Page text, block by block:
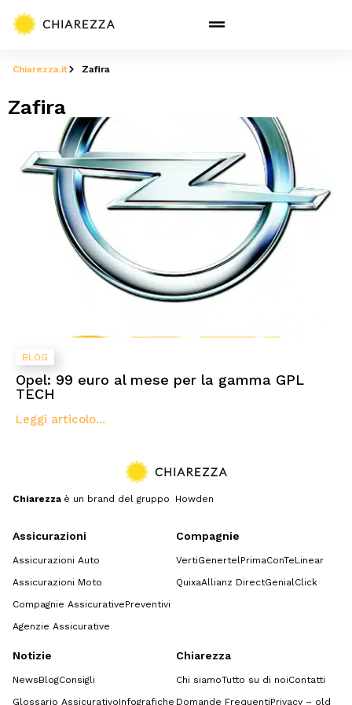
Chiarezza.it Zafira
Zafira
BLOG
Opel: 99 euro al mese per la gamma GPL
TECH
Leggi articolo...
Chiarezza è un brand del gruppo Howden
Assicurazioni
Assicurazioni Auto
Assicurazioni Moto
Compagnie AssicurativePreventivi
Agenzie Assicurative
Compagnie
VertiGenertel PrimaConTeLinear
QuixaAllianz DirectGenialClick
Notizie
NewsBlogConsigli
Glossario AssicurativoInfografiche
Chiarezza
Chi siamoTutto su di noiContatti
Domande FrequentiPrivacy – old